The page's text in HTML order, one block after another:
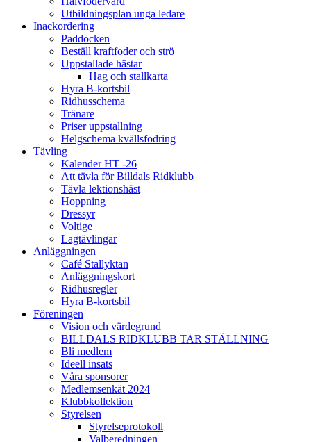
Utbildningsplan unga ledare
Inackordering
Paddocken
Beställ kraftfoder och strö
Uppstallade hästar
Hag och stallkarta
Hyra B-kortsbil
Ridhusschema
Tränare
Priser uppstallning
Helgschema kvällsfodring
Tävling
Kalender HT -26
Att tävla för Billdals Ridklubb
Tävla lektionshäst
Hoppning
Dressyr
Voltige
Lagtävlingar
Anläggningen
Café Stallyktan
Anläggningskort
Ridhusregler
Hyra B-kortsbil
Föreningen
Vision och värdegrund
BILLDALS RIDKLUBB TAR STÄLLNING
Bli medlem
Ideell insats
Våra sponsorer
Medlemsenkät 2024
Klubbkollektion
Styrelsen
Styrelseprotokoll
Valberedningen